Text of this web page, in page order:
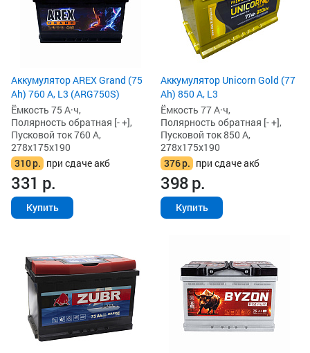
Аккумулятор AREX Grand (75
Ah) 760 А, L3 (ARG750S)
Ёмкость 75 А·ч,
Полярность обратная [- +],
Пусковой ток 760 А,
278x175x190
310р. при сдаче акб
331 р.
Купить
Аккумулятор Unicorn Gold (77
Ah) 850 А, L3
Ёмкость 77 А·ч,
Полярность обратная [- +],
Пусковой ток 850 А,
278x175x190
376р. при сдаче акб
398р.
Купить